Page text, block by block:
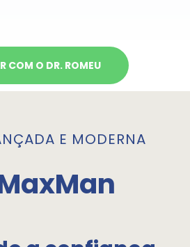
COM O DR. ROMEU
E MODERNA